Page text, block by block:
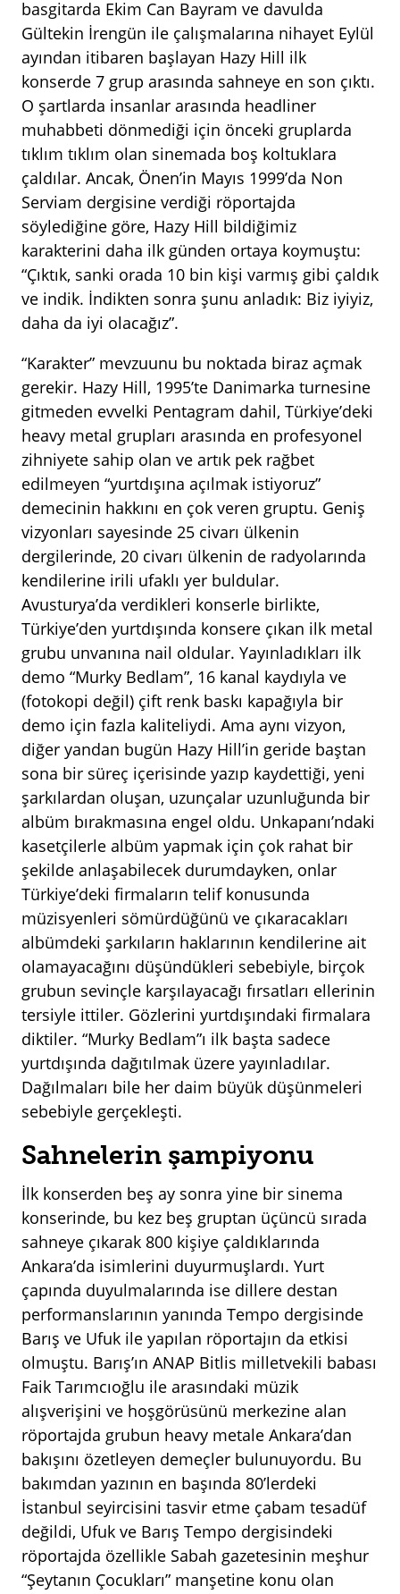
basgitarda Ekim Can Bayram ve davulda
Gültekin İrengün ile çalışmalarına nihayet Eylül
ayından itibaren başlayan Hazy Hill ilk
konserde 7 grup arasında sahneye en son çıktı.
O şartlarda insanlar arasında headliner
muhabbeti dönmediği için önceki gruplarda
tıklım tıklım olan sinemada boş koltuklara
çaldılar. Ancak, Önen’in Mayıs 1999’da Non
Serviam dergisine verdiği röportajda
söylediğine göre, Hazy Hill bildiğimiz
karakterini daha ilk günden ortaya koymuştu:
“Çıktık, sanki orada 10 bin kişi varmış gibi çaldık
ve indik. İndikten sonra şunu anladık: Biz iyiyiz,
daha da iyi olacağız”.
“Karakter” mevzuunu bu noktada biraz açmak
gerekir. Hazy Hill, 1995’te Danimarka turnesine
gitmeden evvelki Pentagram dahil, Türkiye’deki
heavy metal grupları arasında en profesyonel
zihniyete sahip olan ve artık pek rağbet
edilmeyen “yurtdışına açılmak istiyoruz”
demecinin hakkını en çok veren gruptu. Geniş
vizyonları sayesinde 25 civarı ülkenin
dergilerinde, 20 civarı ülkenin de radyolarında
kendilerine irili ufaklı yer buldular.
Avusturya’da verdikleri konserle birlikte,
Türkiye’den yurtdışında konsere çıkan ilk metal
grubu unvanına nail oldular. Yayınladıkları ilk
demo “Murky Bedlam”, 16 kanal kaydıyla ve
(fotokopi değil) çift renk baskı kapağıyla bir
demo için fazla kaliteliydi. Ama aynı vizyon,
diğer yandan bugün Hazy Hill’in geride baştan
sona bir süreç içerisinde yazıp kaydettiği, yeni
şarkılardan oluşan, uzunçalar uzunluğunda bir
albüm bırakmasına engel oldu. Unkapanı’ndaki
kasetçilerle albüm yapmak için çok rahat bir
şekilde anlaşabilecek durumdayken, onlar
Türkiye’deki firmaların telif konusunda
müzisyenleri sömürdüğünü ve çıkaracakları
albümdeki şarkıların haklarının kendilerine ait
olamayacağını düşündükleri sebebiyle, birçok
grubun sevinçle karşılayacağı fırsatları ellerinin
tersiyle ittiler. Gözlerini yurtdışındaki firmalara
diktiler. “Murky Bedlam”ı ilk başta sadece
yurtdışında dağıtılmak üzere yayınladılar.
Dağılmaları bile her daim büyük düşünmeleri
sebebiyle gerçekleşti.
Sahnelerin şampiyonu
İlk konserden beş ay sonra yine bir sinema
konserinde, bu kez beş gruptan üçüncü sırada
sahneye çıkarak 800 kişiye çaldıklarında
Ankara’da isimlerini duyurmuşlardı. Yurt
çapında duyulmalarında ise dillere destan
performanslarının yanında Tempo dergisinde
Barış ve Ufuk ile yapılan röportajın da etkisi
olmuştu. Barış’ın ANAP Bitlis milletvekili babası
Faik Tarımcıoğlu ile arasındaki müzik
alışverişini ve hoşgörüsünü merkezine alan
röportajda grubun heavy metale Ankara’dan
bakışını özetleyen demeçler bulunuyordu. Bu
bakımdan yazının en başında 80’lerdeki
İstanbul seyircisini tasvir etme çabam tesadüf
değildi, Ufuk ve Barış Tempo dergisindeki
röportajda özellikle Sabah gazetesinin meşhur
“Şeytanın Çocukları” manşetine konu olan